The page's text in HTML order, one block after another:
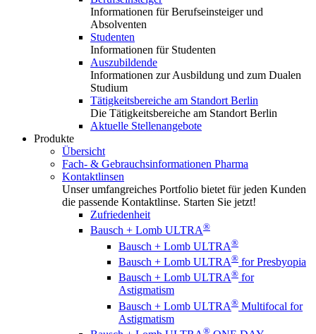
Informationen für Berufseinsteiger und
Absolventen
Studenten
Informationen für Studenten
Auszubildende
Informationen zur Ausbildung und zum Dualen
Studium
Tätigkeitsbereiche am Standort Berlin
Die Tätigkeitsbereiche am Standort Berlin
Aktuelle Stellenangebote
Produkte
Übersicht
Fach- & Gebrauchsinformationen Pharma
Kontaktlinsen
Unser umfangreiches Portfolio bietet für jeden Kunden
die passende Kontaktlinse. Starten Sie jetzt!
Zufriedenheit
Bausch + Lomb ULTRA®
Bausch + Lomb ULTRA®
Bausch + Lomb ULTRA® for Presbyopia
Bausch + Lomb ULTRA® for
Astigmatism
Bausch + Lomb ULTRA® Multifocal for
Astigmatism
®